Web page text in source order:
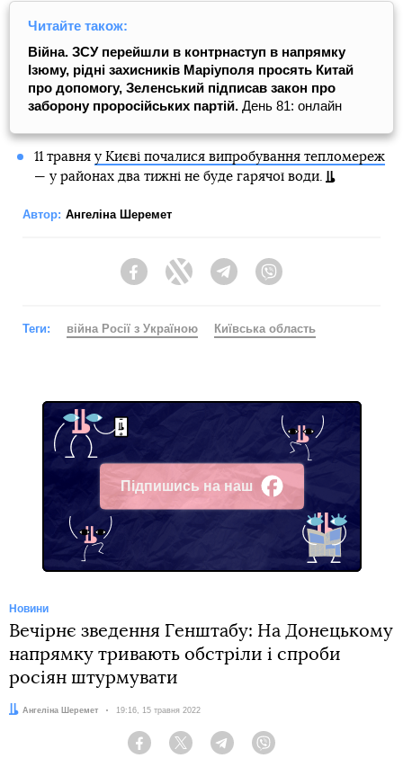
Читайте також:
Війна. ЗСУ перейшли в контрнаступ в напрямку
Ізюму, рідні захисників Маріуполя просять Китай
про допомогу, Зеленський підписав закон про
заборону проросійських партій. День 81: онлайн
11 травня у Києві почалися випробування тепломереж
— у районах два тижні не буде гарячої води.
Автор: Ангеліна Шеремет
FacebookTwitter Telegram
Теги: війна Росії з Україною Київська область
Підпишись на наш
Facebook
Новини
Вечірнє зведення Генштабу: На Донецькому
напрямку тривають обстріли і спроби
росіян штурмувати
Автор:
Ангеліна Шеремет Дата:
19:16, 15 травня 2022
Facebook Twitter Telegram